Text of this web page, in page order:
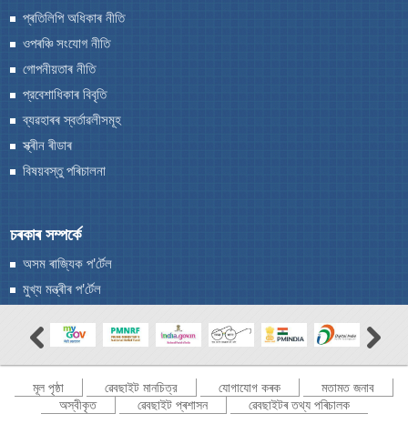
প্ৰতিলিপি অধিকাৰ নীতি
ওপৰঞ্চি সংযোগ নীতি
গোপনীয়তাৰ নীতি
প্রবেশাধিকাৰ বিবৃতি
ব্যৱহাৰৰ স্বর্তাৱলীসমূহ
স্ক্ৰীন ৰীডাৰ
বিষয়বস্তু পৰিচালনা
চৰকাৰ সম্পৰ্কে
অসম ৰাজ্যিক প'ৰ্টেল
মুখ্য মন্ত্ৰীৰ প'ৰ্টেল
মূল পৃষ্ঠা ৱেবছাইট মানচিত্র যোগাযোগ কৰক
মতামত জনাব
অস্বীকৃত
ৱেবছাইট প্ৰশাসন ৱেবছাইটৰ তথ্য পৰিচালক